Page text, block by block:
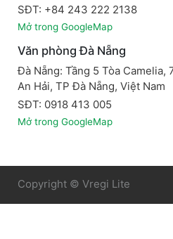
SĐT: +84 243 222 2138
Mở trong GoogleMap
Văn phòng Đà Nẵng
Đà Nẵng: Tầng 5 Tòa Camelia,
An Hải, TP Đà Nẵng, Việt Nam
SĐT: 0918 413 005
Mở trong GoogleMap
Copyright © Vregi Lite